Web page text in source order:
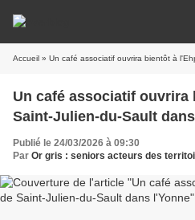
Accueil » Un café associatif ouvrira bientôt à
Un café associatif ouvrira
Saint-Julien-du-Sault
Publié le 24/03/2026 à 09:30
Par Or gris : seniors acteurs des territoires,